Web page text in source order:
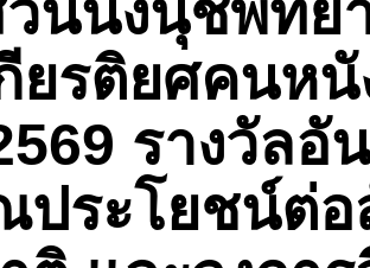
นนงนุชพัทย
กียรติยศคนห
รางวัล
ประโยชน์ต่อ